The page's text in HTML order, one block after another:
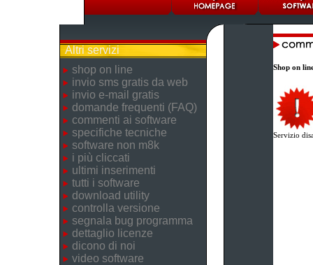
Altri servizi
shop on line
invio sms gratis da web
invio e-mail gratis
domande frequenti (FAQ)
commenti ai software
specifiche tecniche
software non m8k
i più cliccati
ultimi inserimenti
tutti i software
download utility
controlla versione
segnala bug programma
dettaglio licenze
dicono di noi
video software
Shop on
Servizio